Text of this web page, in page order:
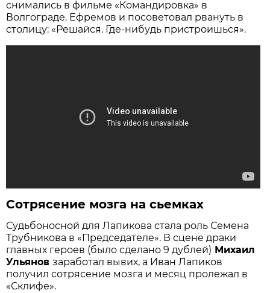
снимались в фильме «Командировка» в
Волгограде. Ефремов и посоветовал рвануть в
столицу: «Решайся. Где-нибудь пристроишься».
Сотрясение мозга на сьемках
Судьбоносной для Лапикова стала роль Семена
Трубникова в «Председателе». В сцене драки
главных героев (было сделано 9 дублей) Михаил
Ульяновзаработал вывих, а Иван Лапиков
получил сотрясение мозга и месяц пролежал в
«Склифе».